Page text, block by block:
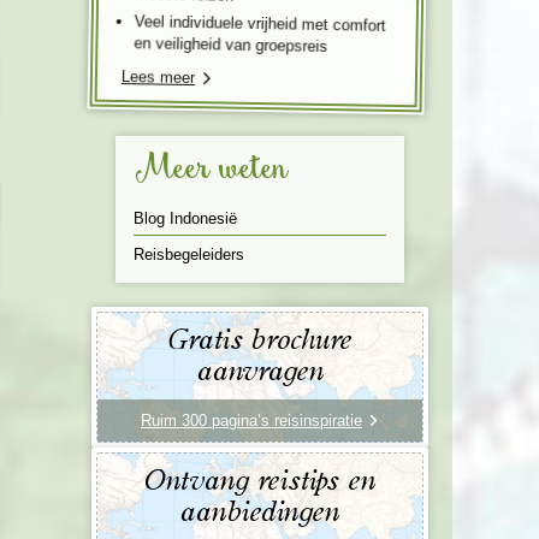
Veel individuele vrijheid met comfort
en veiligheid van groepsreis
Lees meer
Meer weten
Blog Indonesië
Reisbegeleiders
Gratis brochure
aanvragen
Ruim 300 pagina’s reisinspiratie
Ontvang reistips en
aanbiedingen